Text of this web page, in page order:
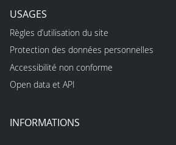
USAGES
Règles d’utilisation du site
Protection des données personnelles
Accessibilité non conforme
Open data et API
INFORMATIONS